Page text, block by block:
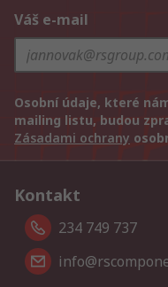
Váš e-mail
Osobní údaje, které
mailing listu, budou
Zásadami ochrany
Kontakt
234 749 737